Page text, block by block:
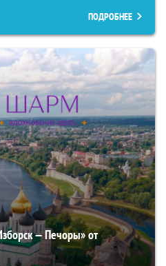
ПОДРОБНЕЕ
— Печоры» от